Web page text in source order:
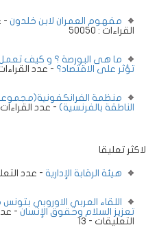
مفهوم العمران لابن خلدون -
القراءات : 50050
ما هى البورصة ؟ و كيف
تؤثر على الاقتصاد؟ - عدد القراءات :
منظمة
الناطقة بالفرنسية) - عدد القراءات :
الاكثر تعليقا
هيئة الرقابة الإدارية - عدد
اللقاء العربي الاوروبي
تعزيز السلام وحقوق الإنسان -
التعليقات - 13